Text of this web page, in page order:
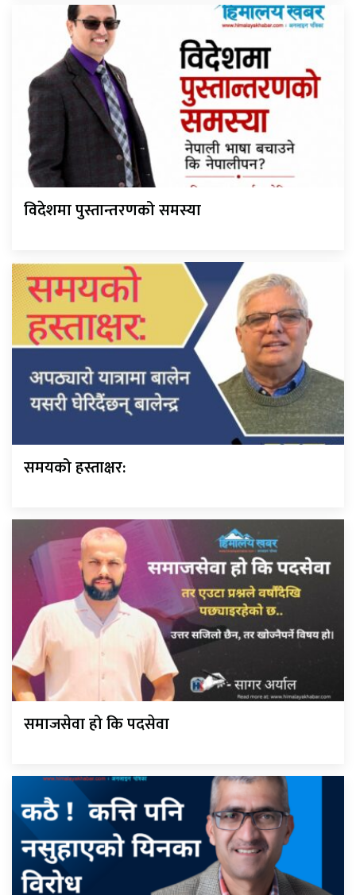
विदेशमा पुस्तान्तरणको समस्या
समयको हस्ताक्षर:
समाजसेवा हो कि पदसेवा